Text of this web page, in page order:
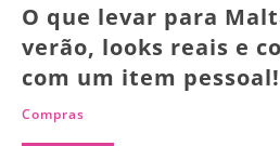
O que levar para
verão, looks reais e
com um item pessoal!
Compras